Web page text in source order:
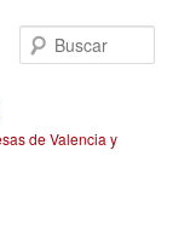
de Valencia y